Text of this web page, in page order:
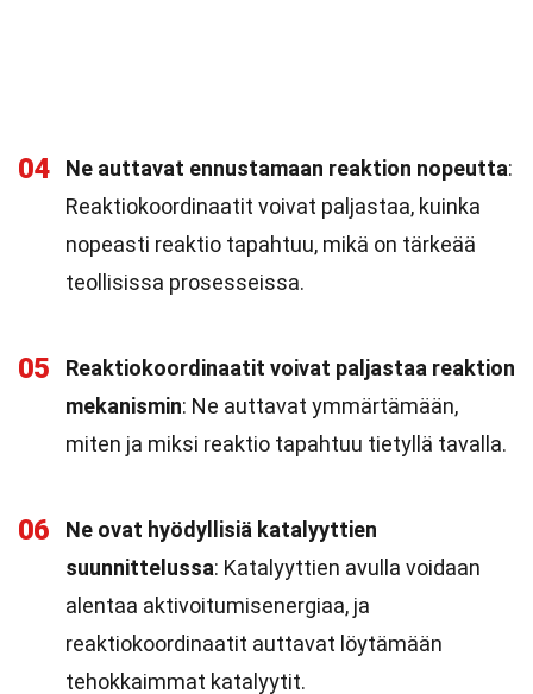
04 Ne auttavat ennustamaan reaktion nopeutta:
Reaktiokoordinaatit voivat paljastaa, kuinka
nopeasti reaktio tapahtuu, mikä on tärkeää
teollisissa prosesseissa.
05
Reaktiokoordinaatit voivat paljastaa reaktion
mekanismin: Ne auttavat ymmärtämään,
miten ja miksi reaktio tapahtuu tietyllä tavalla.
06
Ne ovat hyödyllisiä katalyyttien
suunnittelussa: Katalyyttien avulla voidaan
alentaa aktivoitumisenergiaa, ja
reaktiokoordinaatit auttavat löytämään
tehokkaimmat katalyytit.